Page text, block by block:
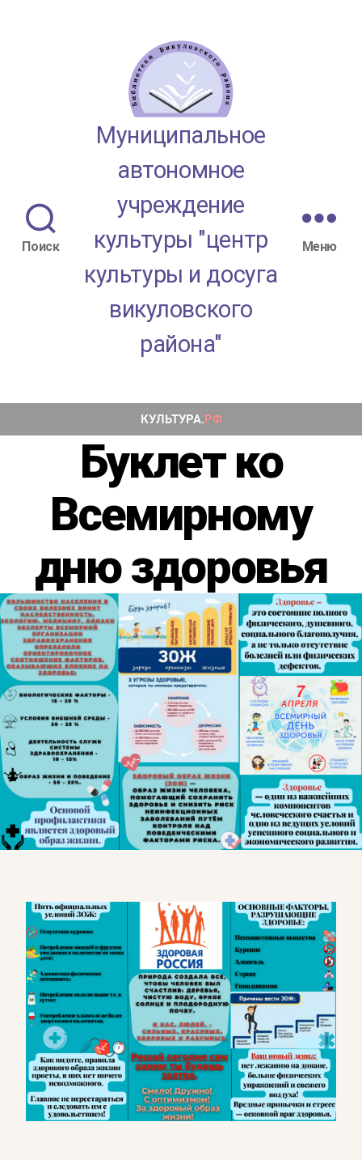
Поиск
МАУК
"ЦКД
района"
Муниципальное
автономное
учреждение
культуры "центр
культуры и досуга
викуловского
района"
Меню
Буклет ко
Всемирному
дню здоровья